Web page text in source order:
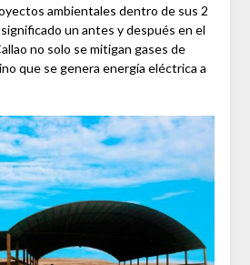
ambientales dentro de sus 2
un antes y después en el
no solo se mitigan gases de
que se genera energía eléctrica a